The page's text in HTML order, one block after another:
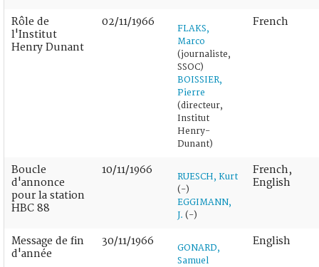
Rôle de
l'Institut
Henry Dunant
02/11/1966
FLAKS,
Marco
(journaliste,
SSOC)
BOISSIER,
Pierre
(directeur,
Institut
Henry-
Dunant)
French
Boucle
d'annonce
pour la station
HBC 88
10/11/1966
RUESCH, Kurt
(-)
EGGIMANN,
J. (-)
French,
English
Message de fin
d'année
30/11/1966
GONARD,
Samuel
English